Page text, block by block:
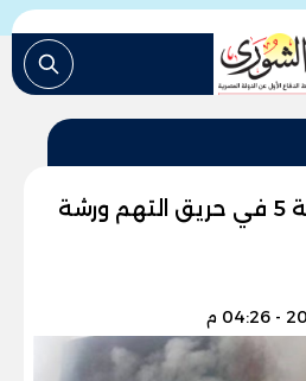
امتد لطابقين.. إصابة 5 في حريق التهم ورشة